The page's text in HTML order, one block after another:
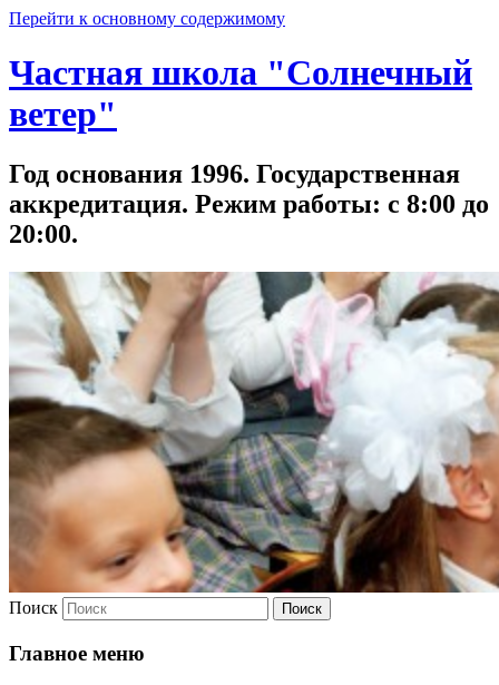
Перейти к основному содержимому
Частная школа "Солнечный
ветер"
Год основания 1996. Государственная
аккредитация. Режим работы: с 8:00 до
20:00.
Поиск
Главное меню